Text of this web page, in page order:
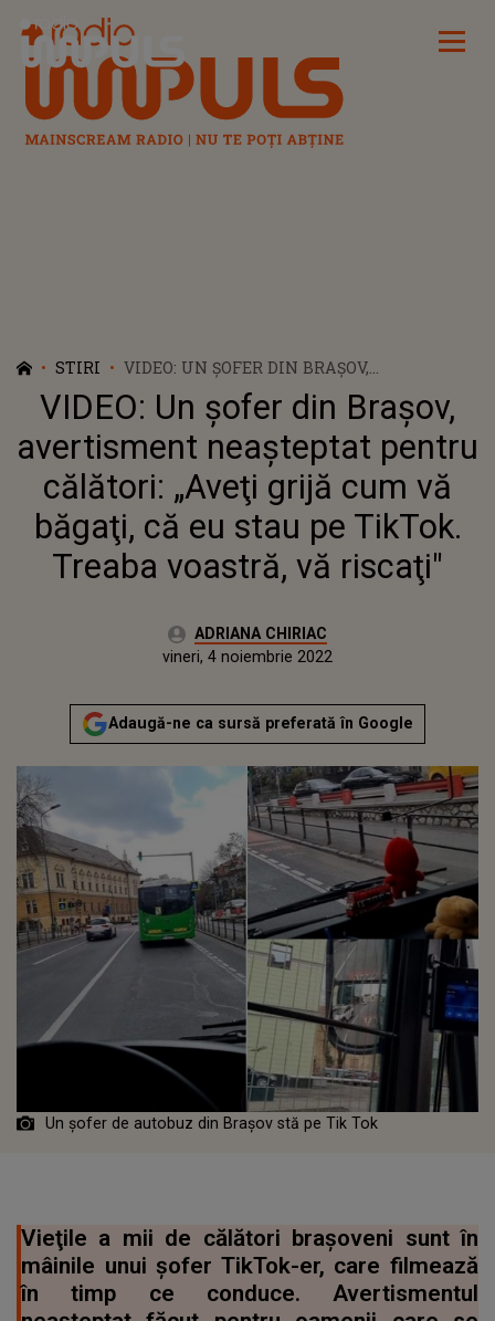
Radio Impuls
STIRI
VIDEO: UN ȘOFER DIN BRAȘOV,
AVERTISMENT NEAȘTEPTAT PENTRU
CĂLĂTORI: „AVEŢI GRIJĂ CUM VĂ BĂGAŢI,
CĂ EU STAU PE TIKTOK. TREABA VOASTRĂ,
VĂ RISCAŢI"
VIDEO: Un șofer din Brașov,
avertisment neașteptat pentru
călători: „Aveţi grijă cum vă
băgaţi, că eu stau pe TikTok.
Treaba voastră, vă riscaţi"
Autor:ADRIANA CHIRIAC
vineri, 4 noiembrie 2022Actualizat:
vineri, 4 noiembrie 2022
Adaugă-ne ca sursă preferată în Google
Un șofer de autobuz din Brașov stă pe Tik Tok
Vieţile a mii de călători braşoveni sunt în
mâinile unui şofer TikTok-er, care filmează
în timp ce conduce. Avertismentul